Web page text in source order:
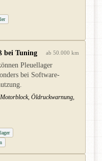
bei Tuning ab 50.000 km
Pleuellager
bei Software-
Öldruckwarnung,